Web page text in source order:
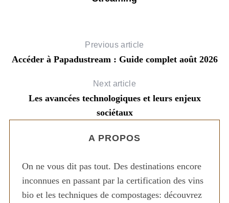
Previous article
Accéder à Papadustream : Guide complet août 2026
Next article
Les avancées technologiques et leurs enjeux
sociétaux
A PROPOS
On ne vous dit pas tout. Des destinations encore
inconnues en passant par la certification des vins
bio et les techniques de compostages: découvrez